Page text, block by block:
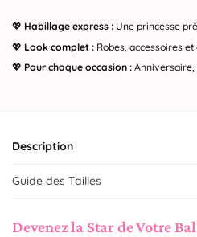
💖 Habillage express : Une princesse
💖 Look complet : Robes, accessoires
💖 Pour chaque occasion : Anniversaire,
Description
Guide des Tailles
Devenez la Star de Votre